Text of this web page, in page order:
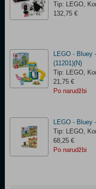
Tip: LEGO,
132,75 €
LEGO - Bluey
(11201)(N)
Tip: LEGO,
21,75 €
Po narudžbi
LEGO - Bluey
Tip: LEGO,
68,25 €
Po narudžbi